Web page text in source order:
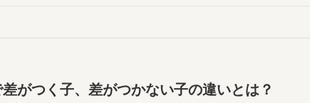
がつく子、差がつかない子の違いとは？